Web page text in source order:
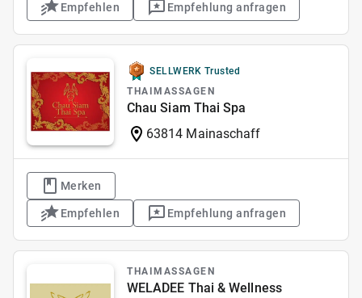
Empfehlen Empfehlung anfragen
SELLWERK Trusted
THAIMASSAGEN
Chau Siam Thai Spa
63814 Mainaschaff
Merken
Empfehlen Empfehlung anfragen
THAIMASSAGEN
WELADEE Thai & Wellness